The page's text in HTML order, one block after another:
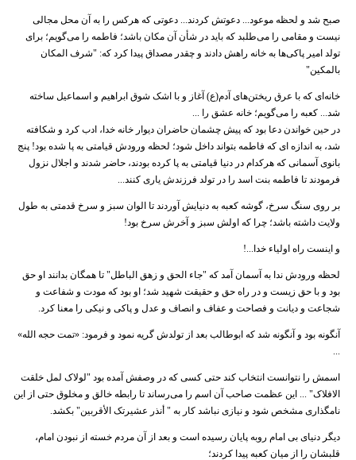
صبح شد و لحظه موعود... دعوتش کردند... دعوتی که هرکس را به آن محل مجالی
نیست و مقامی را می‌طلبد که باید در شأن آن مکان باشد؛ فاطمه را می‌گویم؛ برای
تولد امیر پاکی‌ها به خانه راهش دادند و چقدر مصداق پیدا کرد که: "شرف المکان
بالمکین"
خانه‌ای که با عرق ریختن‌های آدم(ع) آغاز و با اشک شوق ابراهیم و اسماعیل ساخته
شد... کعبه را می‌گویم؛ خانه عشق را ...
در حین خواندن دعا بود که پیش چشمان حاضران دیوار خانه خدا، ادب کرد و شکافته
شد، به اندازه ای که فاطمه بتواند داخل شود؛ لحظه ورودش قیامتی به پا شده بود! پنج
بانوی آسمانی که هرکدام در دنیا قیامتی به پا کرده بودند، حاضر شدند و اجلال نزول
فرمودند تا فاطمه بنت اسد را در تولد فرزندش یاری کنند...
بر روی سنگ سرخ، گوشه کعبه به دنیایش آوردند تا الوان سبز و سرخ قدمتی به طول
ولایت داشته باشد؛ چرا که اولش سبز و آخرش سرخ بود!
و اینست راه اولیاء خدا...!
لحظه ورودش ندا به آسمان آمد که "جاء الحق و زهق الباطل" تا همگان بدانند او حق
بود و با حق زیست و در راه حق و حقیقت شهید شد؛ او بود که مودت و شفاعت و
شجاعت و دیانت و فصاحت و عفاف و انصاف و عدل و پاکی و نیکی را معنا کرد.
آنگونه بود و آنگونه شد که ابوطالب بعد از تولدش گریه نمود و فرمود: «تمت حجه الله»
...
اسمش را نتوانست انتخاب کند حتی کسی که در وصفش آمده بود "لولاک لمل خلقت
الافلاک" ... این عظمت صاحب آن اسم را می‌رساند تا رابطه خالق و مخلوق حتی از این
نامگذاری مشخص شود و نیازی نباشد کار به " أنذر عشیرتک الأقربین" بکشد.
دیگر دنیای بی امام روبه پایان رسیده است و بعد از آن مردم خسته از نبودن امام،
قلبشان را از میان کعبه پیدا کردند؛